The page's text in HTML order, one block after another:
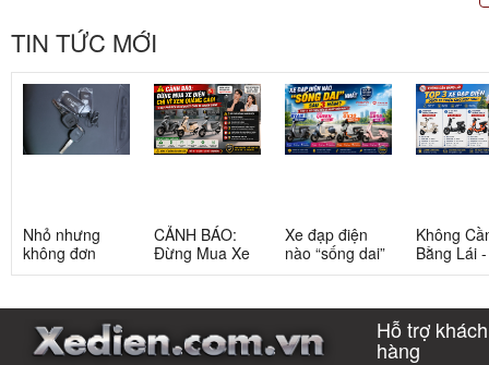
TIN TỨC MỚI
Nhỏ nhưng
không đơn
giản: Sự thật
học sinh cấp 2
CẢNH BÁO:
Đừng Mua Xe
Điện Chỉ Vì
Cáo! 5 Bẫy
Quyết Chọn Xe
Xe đạp điện
nào “sống dai”
nhất sau 5
có câu trả lời
Không
Bằng Lái
3 Xe Đạp
Cho Học
Hỗ trợ khách
hàng